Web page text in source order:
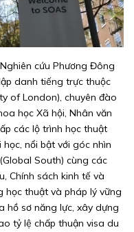
cứu Phương Đông
danh tiếng trực thuộc
of London), chuyên đào
học Xã hội, Nhân văn
các lộ trình học thuật
nổi bật với góc nhìn
South) cùng các
Chính sách kinh tế và
học thuật và pháp lý vững
hồ sơ năng lực, xây dựng
tỷ lệ chấp thuận visa du